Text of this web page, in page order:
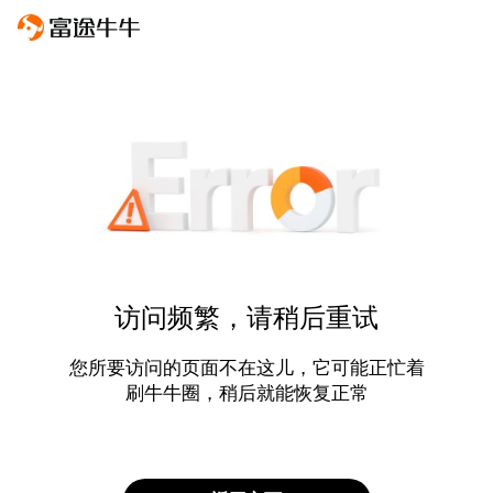
访问频繁，请稍后重试
您所要访问的页面不在这儿，它可能正忙着
刷牛牛圈，稍后就能恢复正常